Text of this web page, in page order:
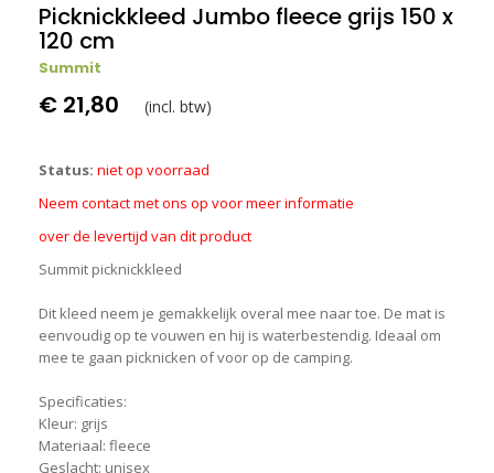
Picknickkleed Jumbo fleece grijs 150 x
120 cm
Summit
€ 21,80 (incl. btw)
Status: niet op voorraad
Neem contact met ons op voor meer informatie
over de levertijd van dit product
Summit picknickkleed
Dit kleed neem je gemakkelijk overal mee naar toe. De mat is
eenvoudig op te vouwen en hij is waterbestendig. Ideaal om
mee te gaan picknicken of voor op de camping.
Specificaties:
Kleur: grijs
Materiaal: fleece
Geslacht: unisex